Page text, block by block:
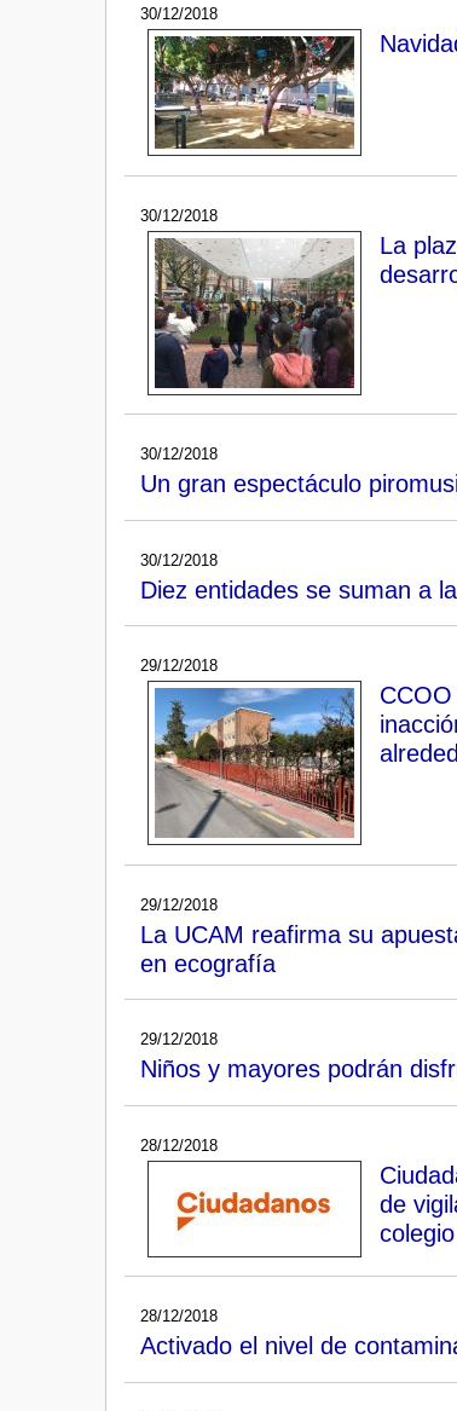
30/12/2018
30/12/2018
La
30/12/2018
Un gran espectáculo
30/12/2018
Diez entidades se suman a
29/12/2018
29/12/2018
La UCAM reafirma su
en ecografía
29/12/2018
Niños y mayores podrán
28/12/2018
de
28/12/2018
Activado el nivel de